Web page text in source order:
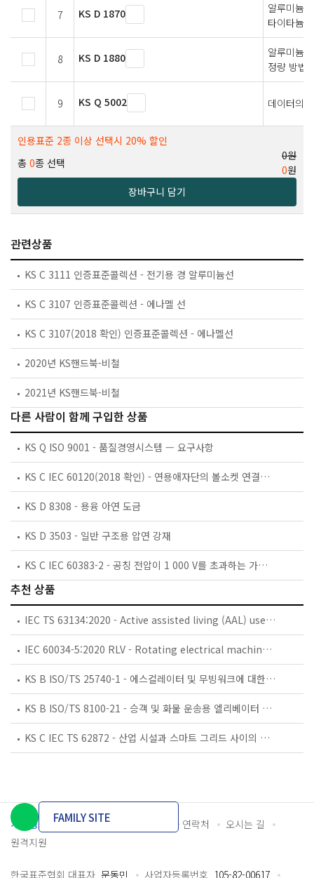
7 KS D 1870
알루미늄
타이타늄
8 KS D 1880
알루미늄
정량 방법
9 KS Q 5002 데이터의
인용표준 2종 이상 선택시 20% 할인
총 0종 선택
0원
0원
장바구니 담기
관련상품
KS C 3111 인증표준콜렉션 - 전기용 경 알루미늄선
KS C 3107 인증표준콜렉션 - 에나멜 선
KS C 3107(2018 확인) 인증표준콜렉션 - 에나멜선
2020년 KS핸드북-비철
2021년 KS핸드북-비철
다른 사람이 함께 구입한 상품
KS Q ISO 9001 - 품질경영시스템 — 요구사항
KS C IEC 60120(2018 확인) - 연용애자단의 볼소켓 연결부 치수
KS D 8308 - 용융 아연 도금
KS D 3503 - 일반 구조용 압연 강재
KS C IEC 60383-2 - 공칭 전압이 1 000 V를 초과하는 가공 선로용 애자 — 제2부: 교류 계통에 사용하는 애자련 및 애자 장치 — 정의, 시험방법 및 판정 기준
추천 상품
IEC TS 63134:2020 - Active assisted living (AAL) use cases
IEC 60034-5:2020 RLV - Rotating electrical machines - Part 5: Degrees of protection provided by the integral design of rotating electrical machines (IP code) - Classification
KS B ISO/TS 25740-1 - 에스컬레이터 및 무빙워크에 대한 안전요건 — 제1부: 세계공통 필수 안전요건(GESRs)
KS B ISO/TS 8100-21 - 승객 및 화물 운송용 엘리베이터 —제21부: 세계공통 필수안전요건(GESRs)을 충족하는 세계공통 안전 파라미터(GSPs)
KS C IEC TS 62872 - 산업 시설과 스마트 그리드 사이의 산업 공정 측정, 제어 및 자동화 시스템 인터페이스
개인정보처리방침 이용약관 담당자 연락처
오시는 길
원격지원
FAMILY SITE
한국표준협회 대표자 문동민 사업자등록번호 105-82-00617